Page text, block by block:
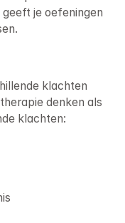
je oefeningen
klachten
denken als
klachten: